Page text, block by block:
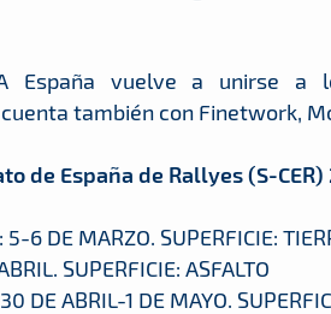
España vuelve a unirse a
también con Finetwork,
de España de Rallyes (S-CER)
5-6 DE MARZO. SUPERFICIE:
SUPERFICIE: ASFALTO
DE ABRIL-1 DE MAYO.